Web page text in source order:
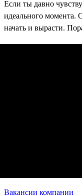
Если ты давно
идеального момента.
начать и вырасти.
Вакансии компании